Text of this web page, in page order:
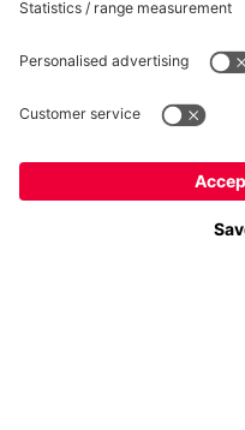
*Les prix incluent la
© FC
FC Bayern München AG,
France